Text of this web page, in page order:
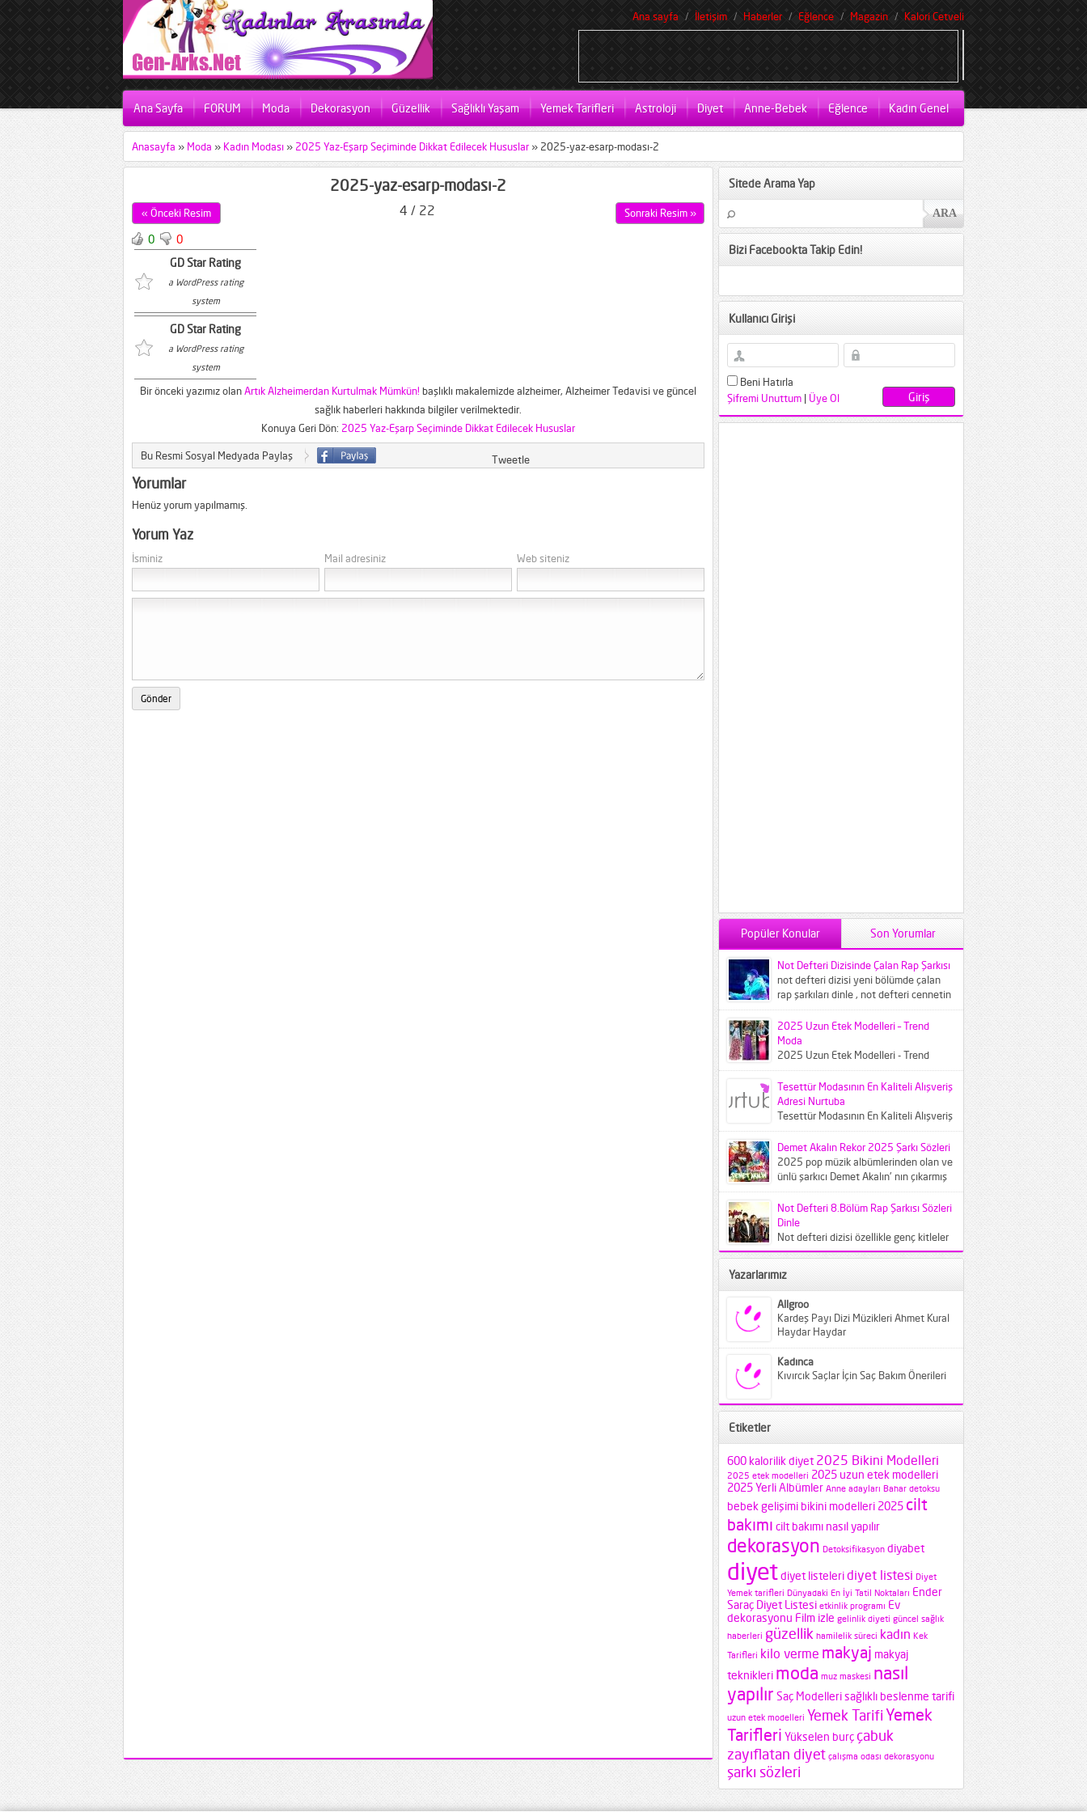
Ana sayfa İletişim Haberler Eğlence Magazin Kalori Cetveli
Ana Sayfa FORUM Moda Dekorasyon Güzellik Sağlıklı Yaşam Yemek Tarifleri Astroloji Diyet Anne-Bebek Eğlence Kadın Genel
Anasayfa » Moda » Kadın Modası » 2025 Yaz-Eşarp Seçiminde Dikkat Edilecek Hususlar » 2025-yaz-esarp-modası-2
2025-yaz-esarp-modası-2
« Önceki Resim 4 / 22 Sonraki Resim »
0
0
GD Star Rating
a WordPress rating
system
GD Star Rating
a WordPress rating
system
Bir önceki yazımız olanArtık Alzheimerdan Kurtulmak Mümkün! başlıklı makalemizde alzheimer, Alzheimer Tedavisi ve güncel
sağlık haberleri hakkında bilgiler verilmektedir.
Konuya Geri Dön: 2025 Yaz-Eşarp Seçiminde Dikkat Edilecek Hususlar
Bu Resmi Sosyal Medyada Paylaş Tweetle
Yorumlar
Henüz yorum yapılmamış.
Yorum Yaz
İsminiz Mail adresiniz Web siteniz
Sitede Arama Yap
Bizi Facebookta Takip Edin!
Kullanıcı Girişi
Beni Hatırla
Şifremi Unuttum | Üye Ol
Popüler Konular Son Yorumlar
Not Defteri Dizisinde Çalan Rap Şarkısı
not defteri dizisi yeni bölümde çalan
rap şarkıları dinle , not defteri cennetin
çocukları şarkısı...
2025 Uzun Etek Modelleri – Trend
Moda
2025 Uzun Etek Modelleri - Trend
Moda 2025 Modası denildiğinde
akıllara bu yılın feminen havasını
yansıtacak 2025...
Tesettür Modasının En Kaliteli Alışveriş
Adresi Nurtuba
Tesettür Modasının En Kaliteli Alışveriş
Adresi Nurtuba Teknolojinin gelişmesi
ve buna bağlı olarak da bilgisayar
kullanımının...
Demet Akalın Rekor 2025 Şarkı Sözleri
2025 pop müzik albümlerinden olan ve
ünlü şarkıcı Demet Akalın' nın çıkarmış
olduğu Rekor adlı...
Not Defteri 8.Bölüm Rap Şarkısı Sözleri
Dinle
Not defteri dizisi özellikle genç kitleler
tarafından çok beğenildi. Diziyle
Yazarlarımız
Allgroo
Kardeş Payı Dizi Müzikleri Ahmet Kural
Haydar Haydar
Kadınca
Kıvırcık Saçlar İçin Saç Bakım Önerileri
Etiketler
600 kalorilik diyet 2025 Bikini Modelleri
2025 etek modelleri 2025 uzun etek modelleri
2025 Yerli Albümler Anne adayları Bahar detoksu
bebek gelişimi bikini modelleri 2025 cilt
bakımı cilt bakımı nasıl yapılır
dekorasyon Detoksifikasyon diyabet
diyetdiyet listeleridiyet listesi Diyet
Yemek tarifleri Dünyadaki En İyi Tatil Noktaları Ender
Saraç Diyet Listesi etkinlik programı Ev
dekorasyonu Film izle gelinlik diyeti güncel sağlık
haberleri güzellik hamilelik süreci kadın Kek
Tarifleri kilo verme makyaj makyaj
teknikleri moda muz maskesi nasıl
yapılır Saç Modellerisağlıklı beslenme tarifi
uzun etek modelleri Yemek TarifiYemek
Tarifleri Yükselen burççabuk
zayıflatan diyet çalışma odası dekorasyonu
şarkı sözleri